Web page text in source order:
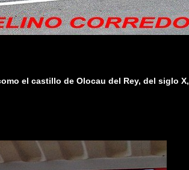
el castillo de Olocau del Rey, del siglo X,